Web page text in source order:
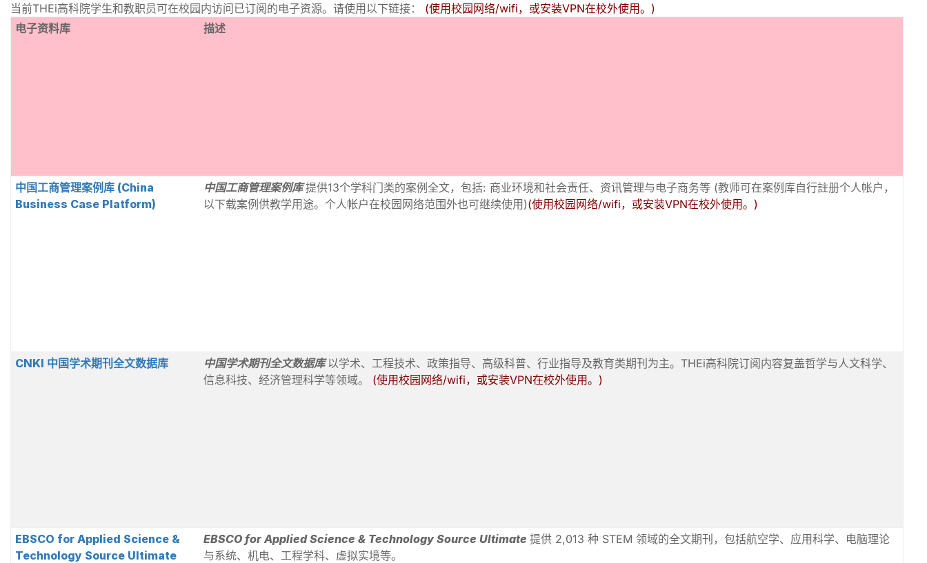
当前THEi高科院学生和教职员可在校园内访问已订阅的电子资源。请使用以下链接： (使用校园网络/wifi，或安装VPN在校外使用。)
电子资料库
描述
中国工商管理案例库 (China
Business Case Platform)
中国工商管理案例库提供13个学科门类的案例全文，包括: 商业环境和社会责任、资讯管理与电子商务等 (教师可在案例库自行註册个人帐户，
以下载案例供教学用途。个人帐户在校园网络范围外也可继续使用)(使用校园网络/wifi，或安装VPN在校外使用。)
CNKI 中国学术期刊全文数据库 中国学术期刊全文数据库以学术、工程技术、政策指导、高级科普、行业指导及教育类期刊为主。THEi高科院订阅内容复盖哲学与人文科学、
信息科技、经济管理科学等领域。 (使用校园网络/wifi，或安装VPN在校外使用。)
EBSCO for Applied Science &
Technology Source Ultimate
EBSCO for Applied Science & Technology Source Ultimate 提供 2,013 种 STEM 领域的全文期刊，包括航空学、应用科学、电脑理论
与系统、机电、工程学科、虚拟实境等。